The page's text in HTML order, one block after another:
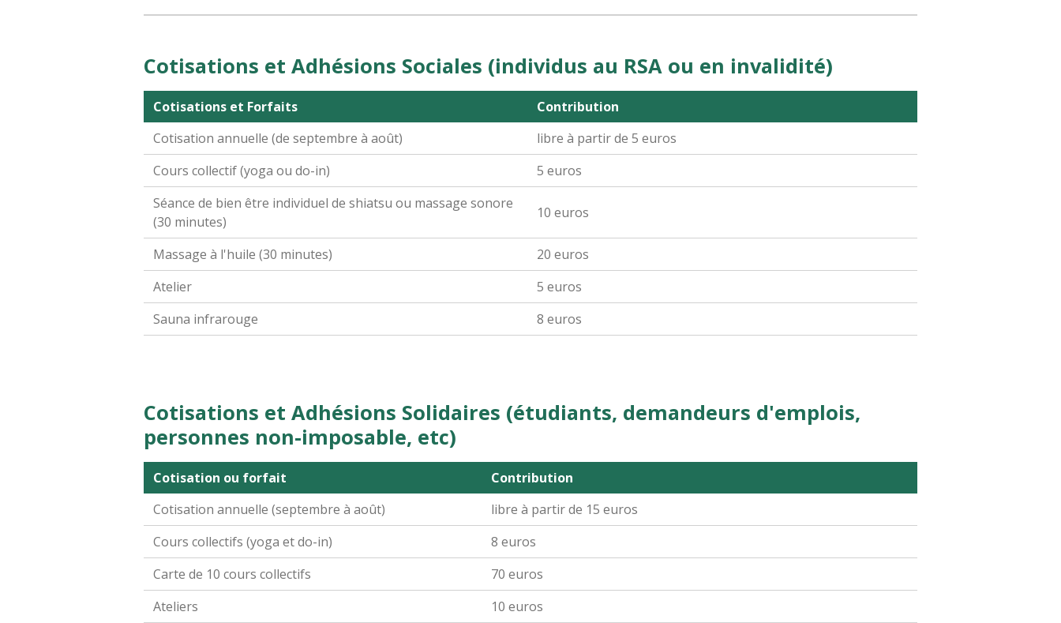
Cotisations et Adhésions Sociales (individus au RSA ou en invalidité)
Cotisations et Forfaits
Contribution
Cotisation annuelle (de septembre à août)
libre à partir de 5 euros
Cours collectif (yoga ou do-in)
5 euros
Séance de bien être individuel de shiatsu ou massage sonore
(30 minutes)
10 euros
Massage à l'huile (30 minutes)
20 euros
Atelier
5 euros
Sauna infrarouge
8 euros
Cotisations et Adhésions Solidaires (étudiants, demandeurs d'emplois,
personnes non-imposable, etc)
Cotisation ou forfait
Contribution
Cotisation annuelle (septembre à août)
libre à partir de 15 euros
Cours collectifs (yoga et do-in)
8 euros
Carte de 10 cours collectifs
70 euros
Ateliers
10 euros